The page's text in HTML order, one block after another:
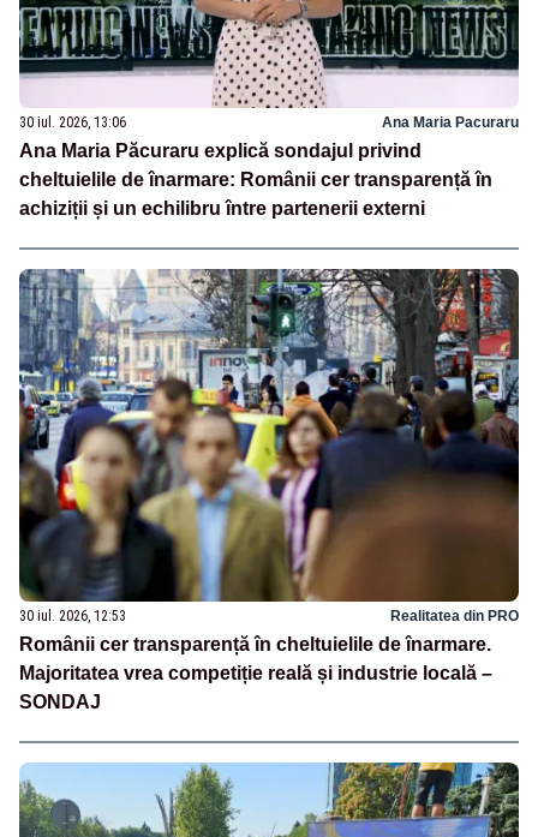
30 iul. 2026, 13:06 Ana Maria Pacuraru
Ana Maria Păcuraru explică sondajul privind
cheltuielile de înarmare: Românii cer transparență în
achiziții și un echilibru între partenerii externi
30 iul. 2026, 12:53 Realitatea din PRO
Românii cer transparență în cheltuielile de înarmare.
Majoritatea vrea competiție reală și industrie locală –
SONDAJ